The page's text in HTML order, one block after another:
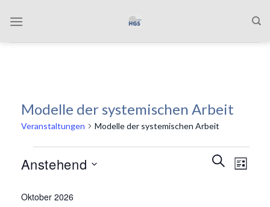
Inhalt
Modelle der systemischen Arbeit
Veranstaltungen Modelle der systemischen Arbeit
Suche
SUCHE
LISTE
Anstehend
wählen.
Oktober 2026